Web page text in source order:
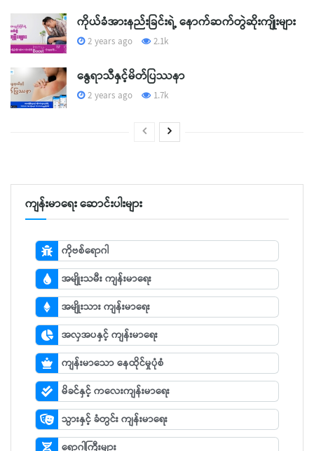
ကိုယ်ခံအားနည်းခြင်းရဲ့ နောက်ဆက်တွဲဆိုးကျိုးများ
2 years ago 2.1k
နွေရာသီနှင့်မိတ်ပြဿနာ
2 years ago 1.7k
ကျန်းမာရေး ဆောင်းပါးများ
ကိုဗစ်ရောဂါ
အမျိုးသမီး ကျန်းမာရေး
အမျိုးသား ကျန်းမာရေး
အလှအပနှင့် ကျန်းမာရေး
ကျန်းမာသော နေထိုင်မှုပုံစံ
မိခင်နှင့် ကလေးကျန်းမာရေး
သွားနှင့် ခံတွင်း ကျန်းမာရေး
ရောဂါကြီးများ